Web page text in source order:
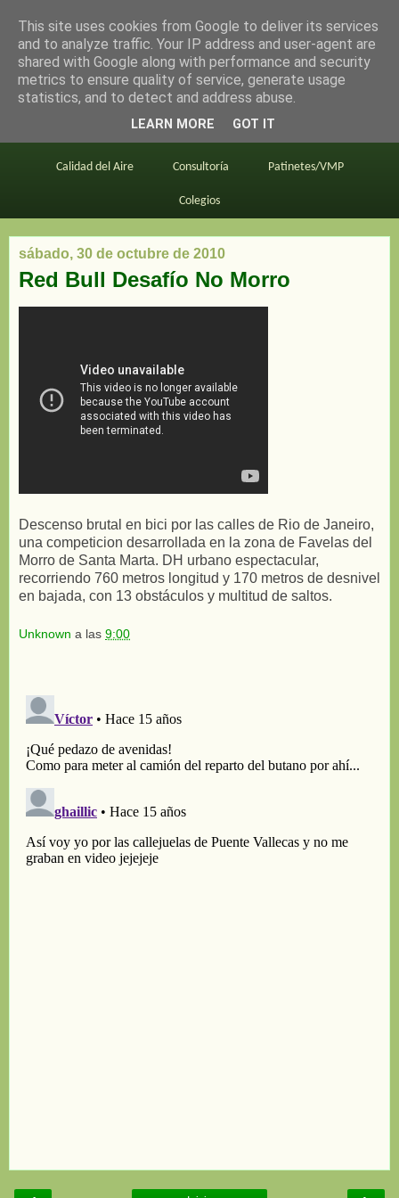
en bici por madrid
Este blog BiciMAD Primeros consejos
Calidad del Aire Consultoría Patinetes/VMP
Colegios
sábado, 30 de octubre de 2010
Red Bull Desafío No Morro
Descenso brutal en bici por las calles de Rio de Janeiro,
una competicion desarrollada en la zona de Favelas del
Morro de Santa Marta. DH urbano espectacular,
recorriendo 760 metros longitud y 170 metros de desnivel
en bajada, con 13 obstáculos y multitud de saltos.
Unknown a las 9:00
This site uses cookies from Google to deliver its services
and to analyze traffic. Your IP address and user-agent are
shared with Google along with performance and security
metrics to ensure quality of service, generate usage
statistics, and to detect and address abuse.
LEARN MORE GOT IT